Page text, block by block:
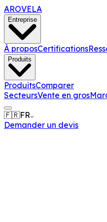
AROVELA
Entreprise
À proposCertifications
Produits
ProduitsComparer
SecteursVente en gros
🇫🇷FR
Demander un devis